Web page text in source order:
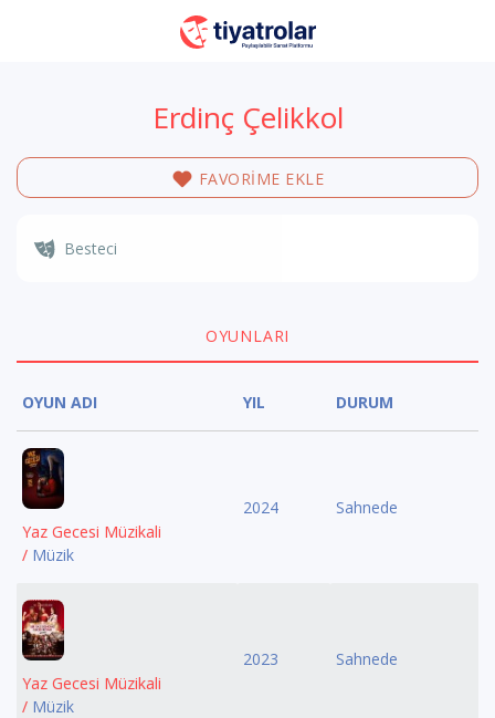
Erdinç Çelikkol
FAVORİME EKLE
Besteci
OYUNLARI
OYUN ADI YIL DURUM
Yaz Gecesi Müzikali
/ Müzik
2024 Sahnede
Yaz Gecesi Müzikali
/ Müzik
2023 Sahnede